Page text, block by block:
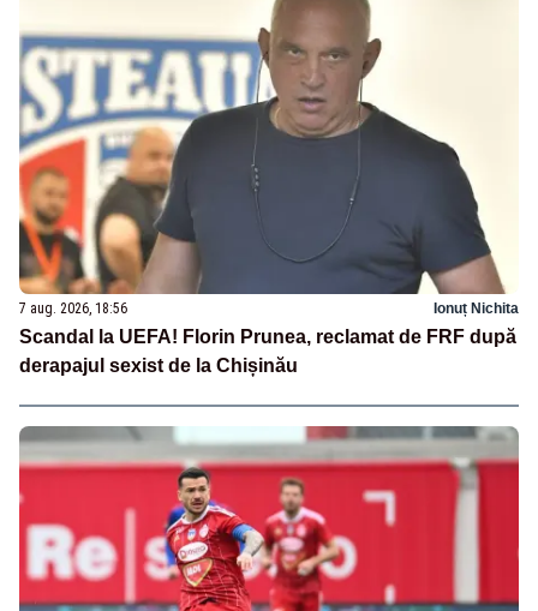
7 aug. 2026, 18:56 Ionuț Nichita
Scandal la UEFA! Florin Prunea, reclamat de FRF după
derapajul sexist de la Chișinău